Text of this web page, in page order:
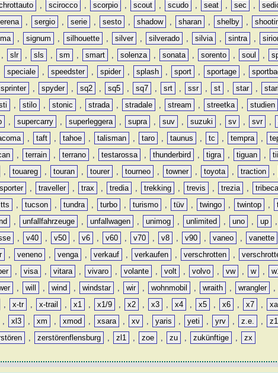
, scirocco , scorpio , scout , scudo , seat , sec ,
, sergio , serie , sesto , shadow , sharan , shelby ,
, signum , silhouette , silver , silverado , silvia , sintra ,
, slr , sls , sm , smart , solenza , sonata , sorento , soul ,
speciale , speedster , spider , splash , sport , sportage ,
sprinter , spyder , sq2 , sq5 , sq7 , srt , ssr , st , star ,
, stilo , stonic , strada , stradale , stream , streetka , studien
, supercarry , superleggera , supra , suv , suzuki , sv , svr ,
, taft , tahoe , talisman , taro , taunus , tc , tempra ,
, terrain , terrano , testarossa , thunderbird , tigra , tiguan ,
, touareg , touran , tourer , tourneo , towner , toyota , traction ,
, traveller , trax , tredia , trekking , trevis , trezia ,
tts , tucson , tundra , turbo , turismo , tüv , twingo , twintop ,
, unfallfahrzeuge , unfallwagen , unimog , unlimited , uno , up ,
, v40 , v50 , v6 , v60 , v70 , v8 , v90 , vaneo , vanette
, veneno , venga , verkauf , verkaufen , verschrotten ,
, visa , vitara , vivaro , volante , volt , volvo , vw , w ,
, will , wind , windstar , wir , wohnmobil , wraith , wrangler ,
, x-tr , x-trail , x1 , x1/9 , x2 , x3 , x4 , x5 , x6 , x7 ,
, xl3 , xm , xmod , xsara , xv , yaris , yeti , yrv , z.e. , z1
, zerstörenflensburg , zl1 , zoe , zu , zukünftige , zx